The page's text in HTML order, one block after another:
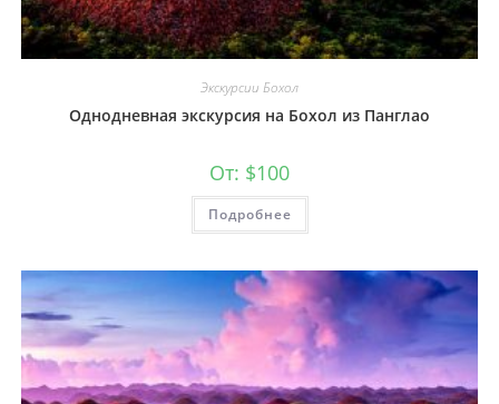
Экскурсии Бохол
Однодневная экскурсия на Бохол из Панглао
От: $100
Подробнее